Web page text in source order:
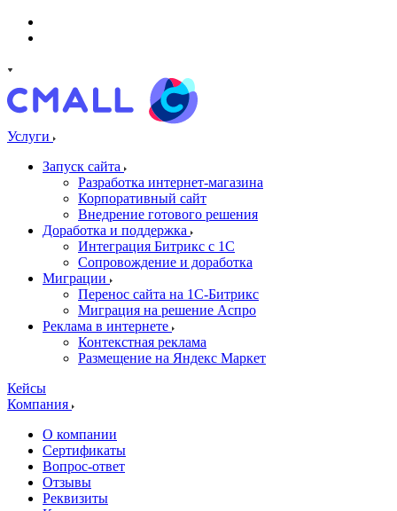
Услуги
Запуск сайта
Разработка интернет-магазина
Корпоративный сайт
Внедрение готового решения
Доработка и поддержка
Интеграция Битрикс с 1С
Сопровождение и доработка
Миграции
Перенос сайта на 1С-Битрикс
Миграция на решение Аспро
Реклама в интернете
Контекстная реклама
Размещение на Яндекс Маркет
Кейсы
Компания
О компании
Сертификаты
Вопрос-ответ
Отзывы
Реквизиты